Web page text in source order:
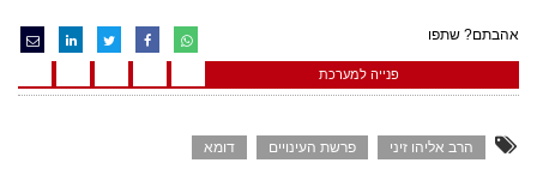
אהבתם? שתפו
פנייה למערכת
הרב אליהו זיני פרשת העינויים דומא